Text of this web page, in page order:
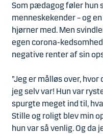
Som pædagog føler hun
menneskekender – og
hjørner med. Men
egen corona-
negative renter af sin
”Jeg er målløs over,
jeg selv var! Hun var
spurgte meget ind til,
Stille og roligt blev min
hun var så venlig. Og da